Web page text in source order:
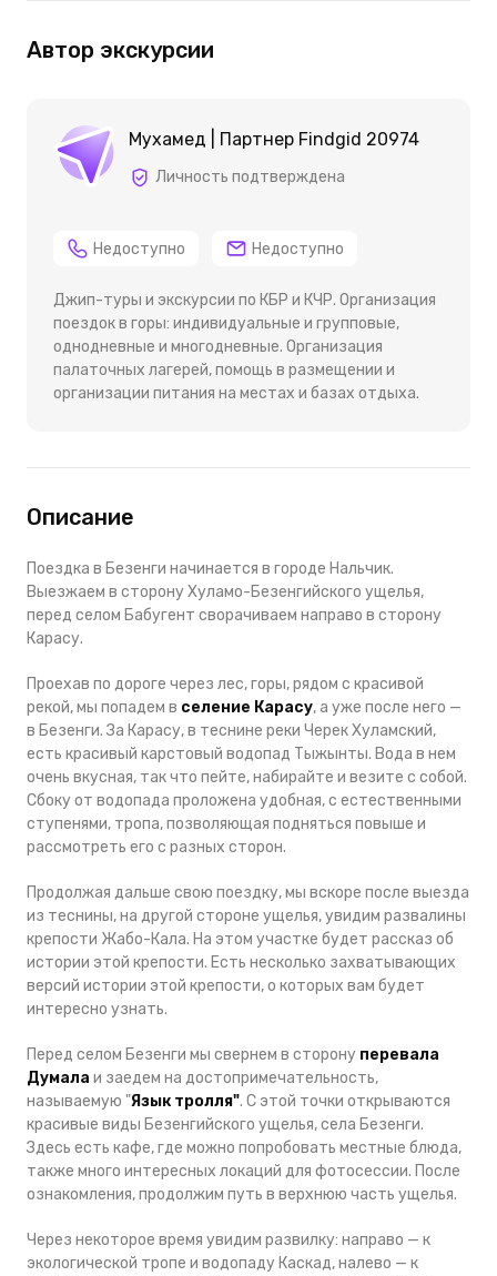
Автор экскурсии
Мухамед | Партнер Findgid 20974
Личность подтверждена
Недоступно Недоступно
Джип-туры и экскурсии по КБР и КЧР. Организация
поездок в горы: индивидуальные и групповые,
однодневные и многодневные. Организация
палаточных лагерей, помощь в размещении и
организации питания на местах и базах отдыха.
Описание
Поездка в Безенги начинается в городе Нальчик.
Выезжаем в сторону Хуламо-Безенгийского ущелья,
перед селом Бабугент сворачиваем направо в сторону
Карасу.
Проехав по дороге через лес, горы, рядом с красивой
рекой, мы попадем в селение Карасу, а уже после него —
в Безенги. За Карасу, в теснине реки Черек Хуламский,
есть красивый карстовый водопад Тыжынты. Вода в нем
очень вкусная, так что пейте, набирайте и везите с собой.
Сбоку от водопада проложена удобная, с естественными
ступенями, тропа, позволяющая подняться повыше и
рассмотреть его с разных сторон.
Продолжая дальше свою поездку, мы вскоре после выезда
из теснины, на другой стороне ущелья, увидим развалины
крепости Жабо-Кала. На этом участке будет рассказ об
истории этой крепости. Есть несколько захватывающих
версий истории этой крепости, о которых вам будет
интересно узнать.
Перед селом Безенги мы свернем в сторону перевала
Думала и заедем на достопримечательность,
называемую "Язык тролля". С этой точки открываются
красивые виды Безенгийского ущелья, села Безенги.
Здесь есть кафе, где можно попробовать местные блюда,
также много интересных локаций для фотосессии. После
ознакомления, продолжим путь в верхнюю часть ущелья.
Через некоторое время увидим развилку: направо — к
экологической тропе и водопаду Каскад, налево — к